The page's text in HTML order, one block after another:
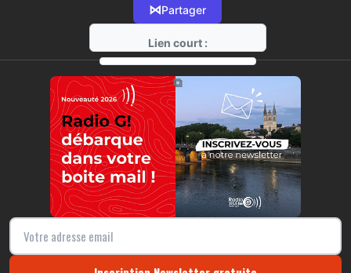
⋈Partager
Lien court :
https://radio-g.fr?11430
⧉